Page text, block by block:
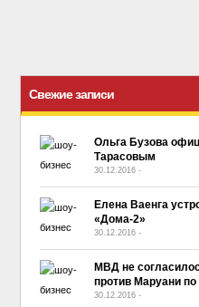
Свежие записи
Ольга Бузова
Тарасовым
30.12.2016 -
Елена Ваенга
«Дома-2»
30.12.2016 -
МВД не
против Маруани
30.12.2016 -